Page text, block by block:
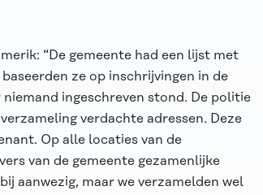
“De gemeente had een lijst met
ze op inschrijvingen in de
ingeschreven stond. De politie
verdachte adressen. Deze
Op alle locaties van de
van de gemeente gezamenlijke
aanwezig, maar we verzamelden wel